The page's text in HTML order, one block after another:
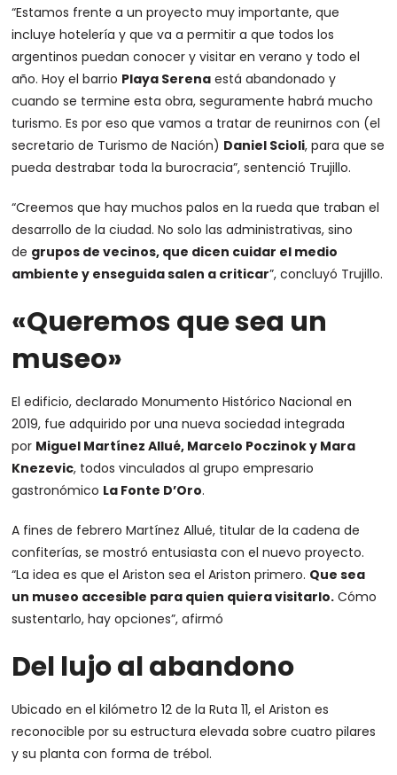
“Estamos frente a un proyecto muy importante, que
incluye hotelería y que va a permitir a que todos los
argentinos puedan conocer y visitar en verano y todo el
año. Hoy el barrio Playa Serena está abandonado y
cuando se termine esta obra, seguramente habrá mucho
turismo. Es por eso que vamos a tratar de reunirnos con (el
secretario de Turismo de Nación) Daniel Scioli, para que se
pueda destrabar toda la burocracia”, sentenció Trujillo.
“Creemos que hay muchos palos en la rueda que traban el
desarrollo de la ciudad. No solo las administrativas, sino
de grupos de vecinos, que dicen cuidar el medio
ambiente y enseguida salen a criticar”, concluyó Trujillo.
«Queremos que sea un
museo»
El edificio, declarado Monumento Histórico Nacional en
2019, fue adquirido por una nueva sociedad integrada
por Miguel Martínez Allué, Marcelo Poczinok y Mara
Knezevic, todos vinculados al grupo empresario
gastronómico La Fonte D’Oro.
A fines de febrero Martínez Allué, titular de la cadena de
confiterías, se mostró entusiasta con el nuevo proyecto.
“La idea es que el Ariston sea el Ariston primero. Que sea
un museo accesible para quien quiera visitarlo. Cómo
sustentarlo, hay opciones”, afirmó
Del lujo al abandono
Ubicado en el kilómetro 12 de la Ruta 11, el Ariston es
reconocible por su estructura elevada sobre cuatro pilares
y su planta con forma de trébol.